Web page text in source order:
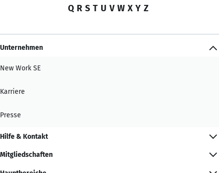
Q R S T U V W X Y Z
Unternehmen
New Work SE
Karriere
Presse
Hilfe & Kontakt
Mitgliedschaften